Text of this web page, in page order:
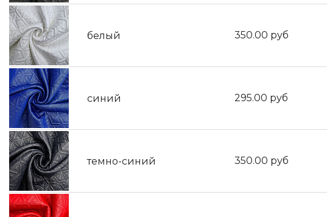
белый 350.00 руб
синий 295.00 руб
темно-синий 350.00 руб